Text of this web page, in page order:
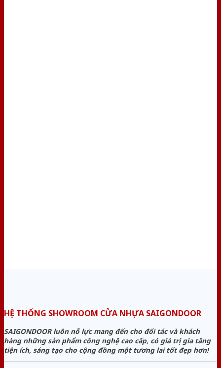
HỆ THỐNG SHOWROOM CỬA NHỰA SAIGONDOOR
SAIGONDOOR luôn nỗ lực mang đến cho đối tác và khách
hàng những sản phẩm công nghệ cao cấp, có giá trị gia tăng
tiện ích, sáng tạo cho cộng đồng một tương lai tốt đẹp hơn!